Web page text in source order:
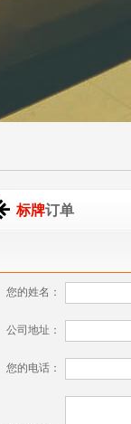
标牌订单
您的姓名：
公司地址：
您的电话：